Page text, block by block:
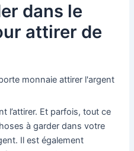
dans le
attirer de
l’attirer. Et parfois, tout ce
à garder dans votre
Il est également